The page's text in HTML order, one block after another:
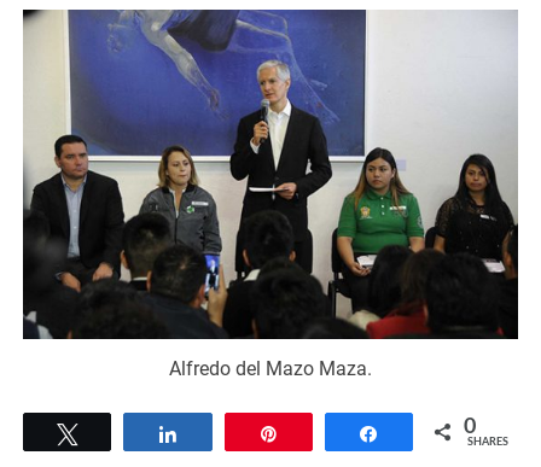
Alfredo del Mazo Maza.
Share 0
SHARES